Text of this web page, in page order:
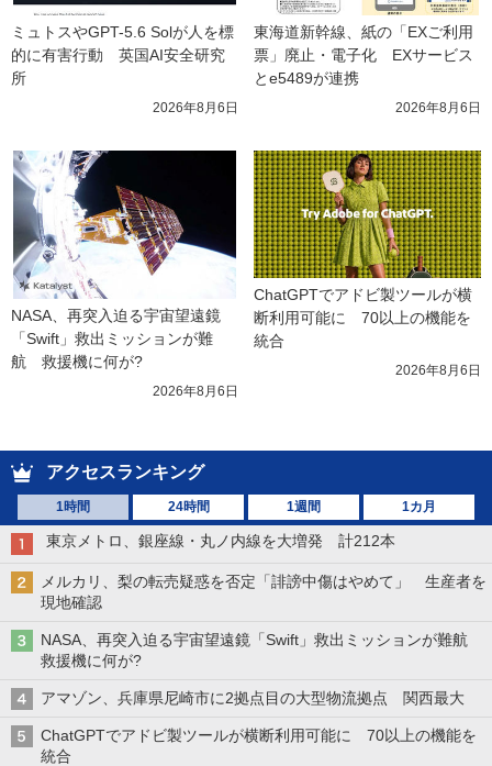
ミュトスやGPT-5.6 Solが人を標
的に有害行動　英国AI安全研究
所
2026年8月6日
東海道新幹線、紙の「EXご利用
票」廃止・電子化　EXサービス
とe5489が連携
2026年8月6日
NASA、再突入迫る宇宙望遠鏡
「Swift」救出ミッションが難
航　救援機に何が?
2026年8月6日
ChatGPTでアドビ製ツールが横
断利用可能に　70以上の機能を
統合
2026年8月6日
アクセスランキング
1時間 24時間 1週間 1カ月
東京メトロ、銀座線・丸ノ内線を大増発 計212本
メルカリ、梨の転売疑惑を否定「誹謗中傷はやめて」 生産者を
現地確認
NASA、再突入迫る宇宙望遠鏡「Swift」救出ミッションが難航
救援機に何が?
アマゾン、兵庫県尼崎市に2拠点目の大型物流拠点 関西最大
ChatGPTでアドビ製ツールが横断利用可能に 70以上の機能を
統合